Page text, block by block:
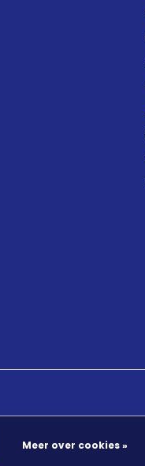
Meer over cookies »